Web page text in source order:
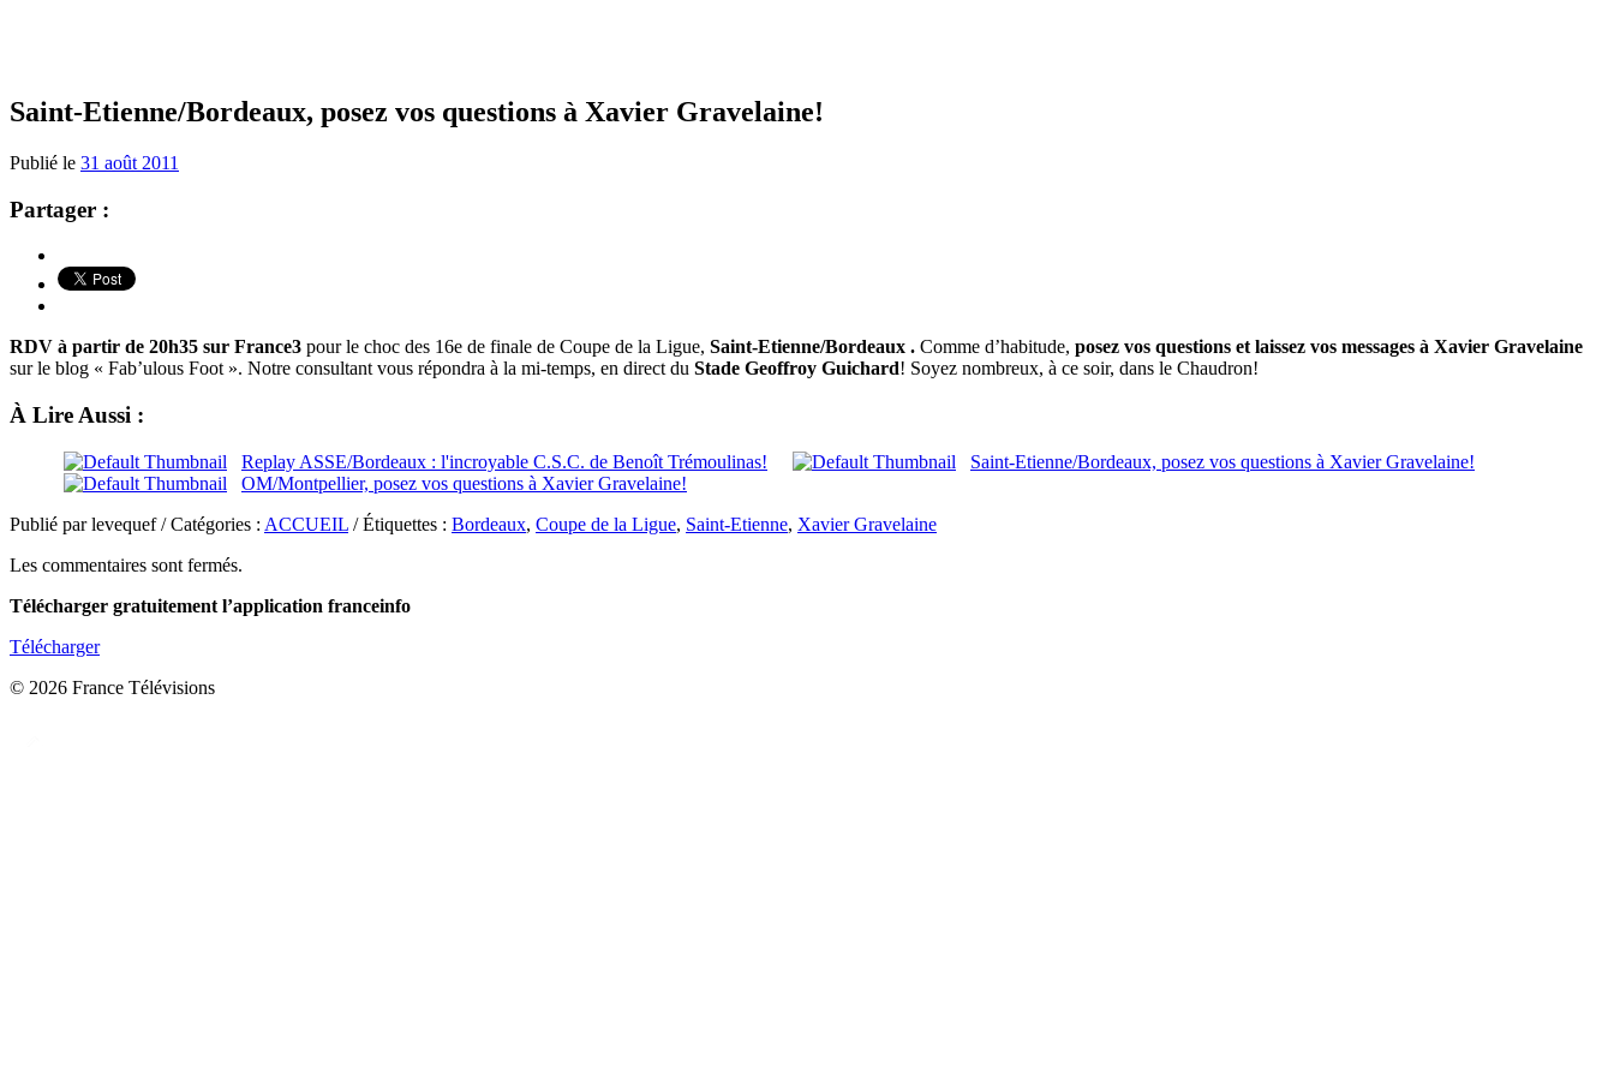
Saint-Etienne/Bordeaux, posez vos questions à Xavier Gravelaine!
Publié le 31 août 2011
Partager :
RDV à partir de 20h35 sur France3 pour le choc des 16e de finale de Coupe de la Ligue, Saint-Etienne/Bordeaux . Comme d’habitude, posez vos questions et laissez vos messages à Xavier Gravelaine
sur le blog « Fab’ulous Foot ». Notre consultant vous répondra à la mi-temps, en direct du Stade Geoffroy Guichard! Soyez nombreux, à ce soir, dans le Chaudron!
À Lire Aussi :
Replay ASSE/Bordeaux : l'incroyable C.S.C. de Benoît Trémoulinas!
Saint-Etienne/Bordeaux, posez vos questions à Xavier Gravelaine!
OM/Montpellier, posez vos questions à Xavier Gravelaine!
Publié par levequef / Catégories : ACCUEIL / Étiquettes : Bordeaux, Coupe de la Ligue, Saint-Etienne, Xavier Gravelaine
Les commentaires sont fermés.
Télécharger gratuitement l’application franceinfo
Télécharger
© 2026 France Télévisions